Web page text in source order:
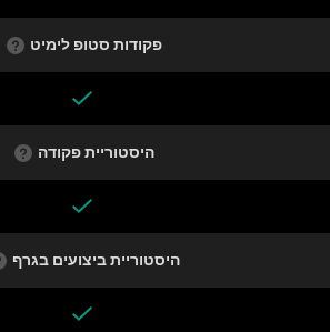
פקודות סטופ לימיט
היסטוריית פקודה
היסטוריית ביצועים בגרף